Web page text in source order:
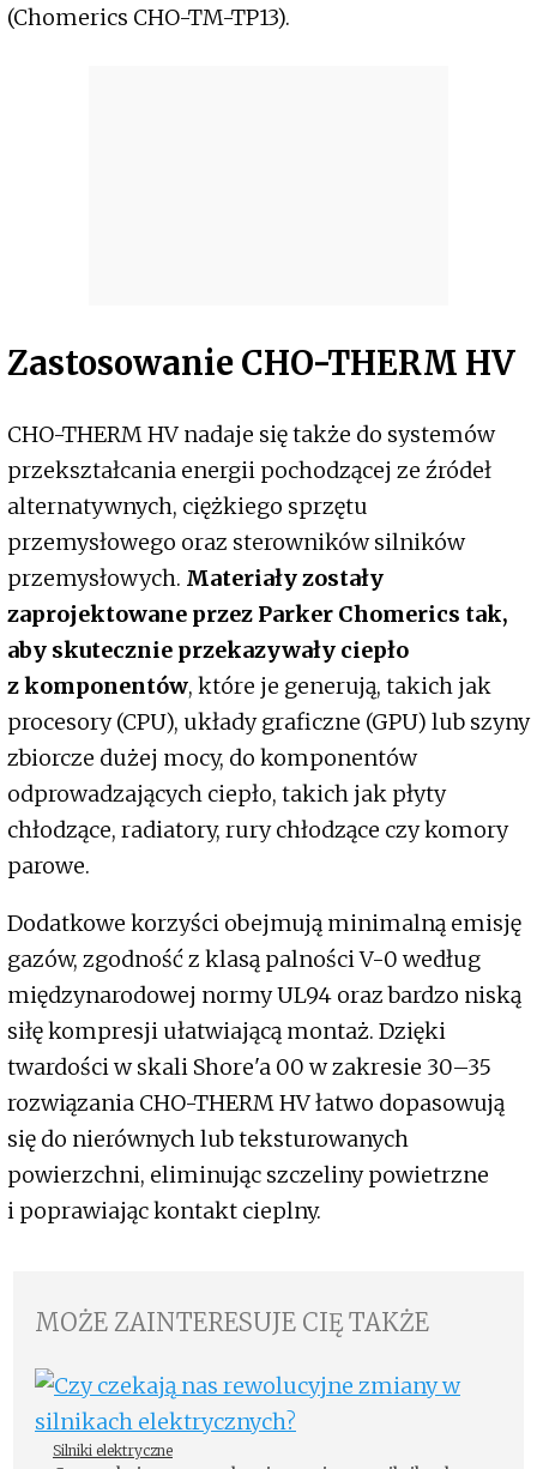
(Chomerics CHO-TM-TP13).
Zastosowanie CHO-THERM HV
CHO-THERM HV nadaje się także do systemów
przekształcania energii pochodzącej ze źródeł
alternatywnych, ciężkiego sprzętu
przemysłowego oraz sterowników silników
przemysłowych. Materiały zostały
zaprojektowane przez Parker Chomerics tak,
aby skutecznie przekazywały ciepło
z komponentów, które je generują, takich jak
procesory (CPU), układy graficzne (GPU) lub szyny
zbiorcze dużej mocy, do komponentów
odprowadzających ciepło, takich jak płyty
chłodzące, radiatory, rury chłodzące czy komory
parowe.
Dodatkowe korzyści obejmują minimalną emisję
gazów, zgodność z klasą palności V-0 według
międzynarodowej normy UL94 oraz bardzo niską
siłę kompresji ułatwiającą montaż. Dzięki
twardości w skali Shore'a 00 w zakresie 30–35
rozwiązania CHO-THERM HV łatwo dopasowują
się do nierównych lub teksturowanych
powierzchni, eliminując szczeliny powietrzne
i poprawiając kontakt cieplny.
MOŻE ZAINTERESUJE CIĘ TAKŻE
Silniki elektryczne